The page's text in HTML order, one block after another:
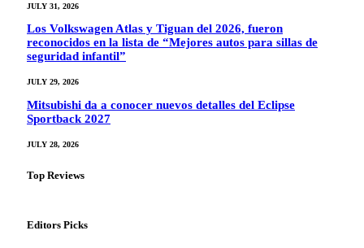
JULY 31, 2026
Los Volkswagen Atlas y Tiguan del 2026, fueron
reconocidos en la lista de “Mejores autos para sillas de
seguridad infantil”
JULY 29, 2026
Mitsubishi da a conocer nuevos detalles del Eclipse
Sportback 2027
JULY 28, 2026
Top Reviews
Editors Picks